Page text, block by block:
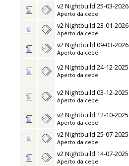
v2 Nightbuild 25-03-2026
Aperto da cepe
v2 Nightbuild 23-01-2026
Aperto da cepe
v2 Nightbuild 09-03-2026
Aperto da cepe
v2 Nightbuild 24-12-2025
Aperto da cepe
v2 Nightbuild 03-12-2025
Aperto da cepe
v2 Nightbuild 12-10-2025
Aperto da cepe
v2 Nightbuild 25-07-2025
Aperto da cepe
v2 Nightbuild 14-07-2025
Aperto da cepe